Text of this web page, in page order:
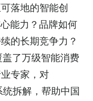
落地的智能创
能力？品牌如何
的长期竞争力？
了万级智能消费
专家，对
拆解，帮助中国